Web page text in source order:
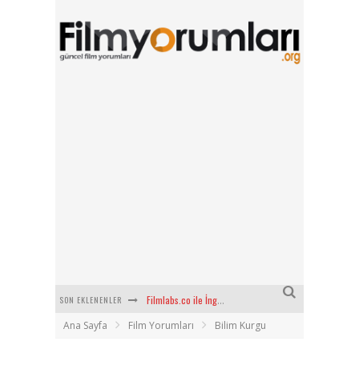
SON EKLENENLER Filmlabs.co ile İngilizce Altyazılı Film İzle
Bayanların Sohbet Numaralarını Nereden Bulurum
Ana Sayfa Film Yorumları Bilim Kurgu